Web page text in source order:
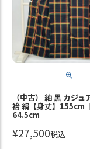
（中古） 紬 黒 カジュ
袷 絹【身丈】155cm
64.5cm
¥27,500税込